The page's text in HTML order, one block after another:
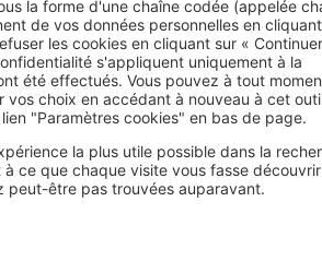
des vases dans des tons chaleureux.
automnal, vous pouvez aussi ajouter
de fleurs séchéesou de divers
que vous placerez dans un
vos rebords defenêtresou sur le
même ordre d’idées, ajouter
et de chaleur à votre intérieur.